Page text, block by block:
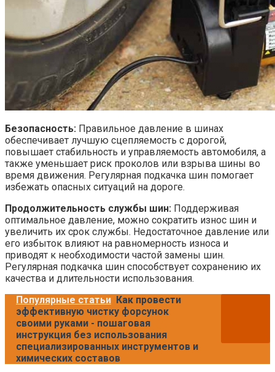
Безопасность: Правильное давление в шинах
обеспечивает лучшую сцепляемость с дорогой,
повышает стабильность и управляемость автомобиля, а
также уменьшает риск проколов или взрыва шины во
время движения. Регулярная подкачка шин помогает
избежать опасных ситуаций на дороге.
Продолжительность службы шин: Поддерживая
оптимальное давление, можно сократить износ шин и
увеличить их срок службы. Недостаточное давление или
его избыток влияют на равномерность износа и
приводят к необходимости частой замены шин.
Регулярная подкачка шин способствует сохранению их
качества и длительности использования.
Популярные статьи Как провести
эффективную чистку форсунок
своими руками - пошаговая
инструкция без использования
специализированных инструментов и
химических составов